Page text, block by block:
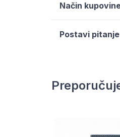
Način
Postavi pitanje